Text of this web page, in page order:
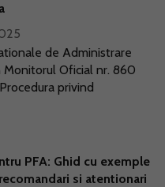
de Administrare
Monitorul Oficial nr. 860
privind
PFA: Ghid cu exemple
si atentionari